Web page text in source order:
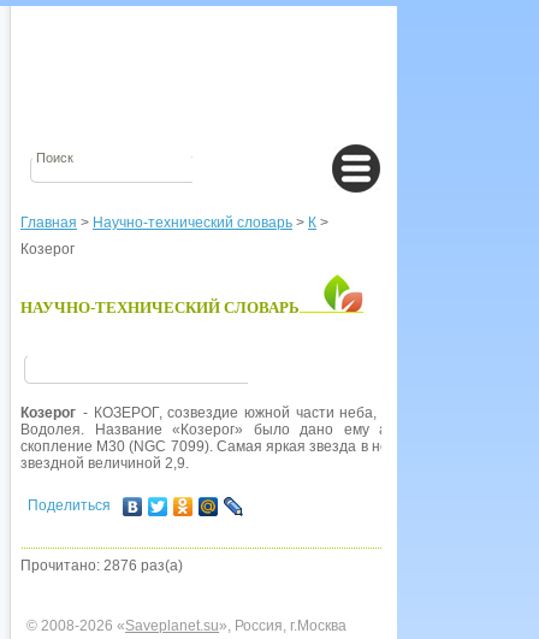
Главная > Научно-технический словарь > К >
Козерог
НАУЧНО-ТЕХНИЧЕСКИЙ СЛОВАРЬ
Козерог - КОЗЕРОГ, созвездие южной части неба, расположенное на
Водолея. Название «Козерог» было дано ему астрологами. Это
скопление М30 (NGC 7099). Самая яркая звезда в нем -
звездной величиной 2,9.
Поделиться
Прочитано: 2876 раз(а)
© 2008-2026 «Saveplanet.su», Россия, г.Москва